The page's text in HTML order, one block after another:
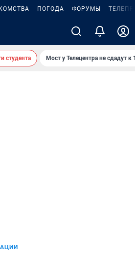
ПОГОДА ФОРУМЫ
студента Мост у Телецентра не сдадут к